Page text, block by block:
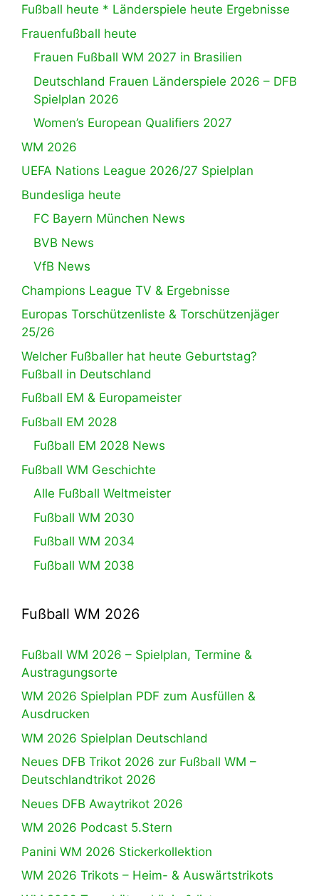
Fußball heute * Länderspiele heute Ergebnisse
Frauenfußball heute
Frauen Fußball WM 2027 in Brasilien
Deutschland Frauen Länderspiele 2026 – DFB
Spielplan 2026
Women’s European Qualifiers 2027
WM 2026
UEFA Nations League 2026/27 Spielplan
Bundesliga heute
FC Bayern München News
BVB News
VfB News
Champions League TV & Ergebnisse
Europas Torschützenliste & Torschützenjäger
25/26
Welcher Fußballer hat heute Geburtstag?
Fußball in Deutschland
Fußball EM & Europameister
Fußball EM 2028
Fußball EM 2028 News
Fußball WM Geschichte
Alle Fußball Weltmeister
Fußball WM 2030
Fußball WM 2034
Fußball WM 2038
Fußball WM 2026
Fußball WM 2026 – Spielplan, Termine &
Austragungsorte
WM 2026 Spielplan PDF zum Ausfüllen &
Ausdrucken
WM 2026 Spielplan Deutschland
Neues DFB Trikot 2026 zur Fußball WM –
Deutschlandtrikot 2026
Neues DFB Awaytrikot 2026
WM 2026 Podcast 5.Stern
Panini WM 2026 Stickerkollektion
WM 2026 Trikots – Heim- & Auswärtstrikots